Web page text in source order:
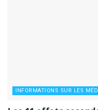
INFORMATIONS SUR LES